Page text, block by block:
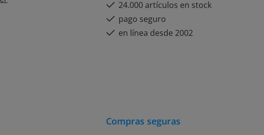
24.000 artículos en stock
pago seguro
en línea desde 2002
Compras seguras